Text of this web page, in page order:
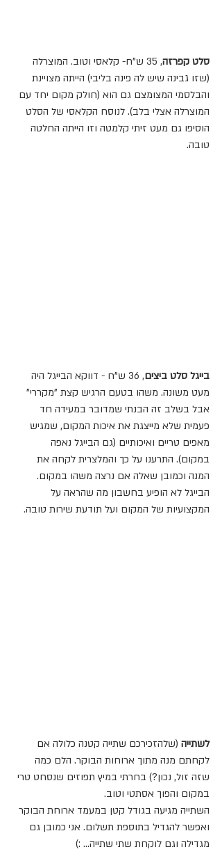
סלט קפרזה
, 35 ש"ח- קלאסי וטוב. המוצרלה
(שזו גבינה שיש לה פינה בליבי) הייתה מצויינת
והבלסמי המצומצם גם הוא (חולק מקום יחד עם
המוצרלה אצלי בלב). לנוסח הקלאסי של הסלט
הוסיפו גם מעט זיתי קלמטה וזו הייתה החלטה
טובה.
בייגל סלט ביצים
, 36 ש"ח - דווקא הבייגל היה
מעט משונה. משהו בטעם הרגיש קצת "מקררי"
אבל בשלב זה הבנתי שמדובר במעידה חד
פעמית שלא מייצגת את איכות המקום, שמגיש
מאפים טריים ואיכותיים (גם הבייגל נאפה
במקום). התרענו על כך והמלצרית לקחה את
המנה וכמובן שאלה אם נרצה משהו במקום.
הבייגל לא הופיע בחשבון מה שהראה על
המקצועיות של המקום ועל תודעת שירות טובה.
לשתייה (שלהזכירכם שתייה קטנה כלולה אם
לקחתם מנה מתוך ארוחות הבוקר. הלם כמה
שזה זול, נכון?) בחרתי במיץ תפוזים שנסחט טרי
במקום והפוך אסתטי וטוב.
השתייה מגיעה בגודל קטן במעמד ארוחת הבוקר
ואפשר להגדיל בתוספת תשלום. אני כמובן גם
מגדילה וגם לוקחת שתי שתייה... :)